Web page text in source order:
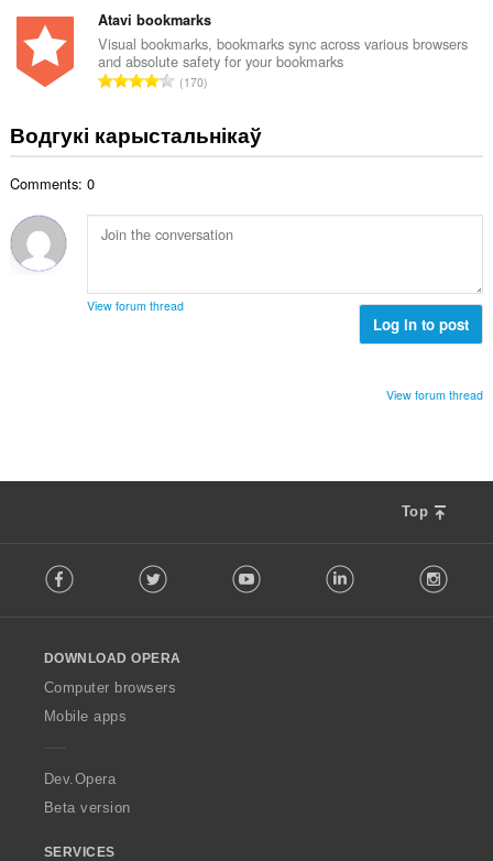
ў
:
з
н
а
к
ў
:
Atavi bookmarks
Visual bookmarks, bookmarks sync across various browsers
and absolute safety for your bookmarks
А
н
а
ў
170
Водгукі карыстальнікаў
Comments: 0
View forum thread
Log in to post
View forum thread
Top
o
w
O
p
a
Facebook Twitter Youtube LinkedIn
DOWNLOAD OPERA
Computer browsers
Mobile apps
Dev.Opera
Beta version
SERVICES